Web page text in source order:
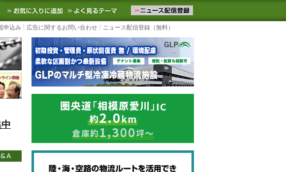
外の最新の物流ニュースをお届けします。物流ニュースメール配信を登録す
お気に入りに追加 よく見るテーマ
申込み 広告に関するお問い合わせ ニュース配信登録（無料）